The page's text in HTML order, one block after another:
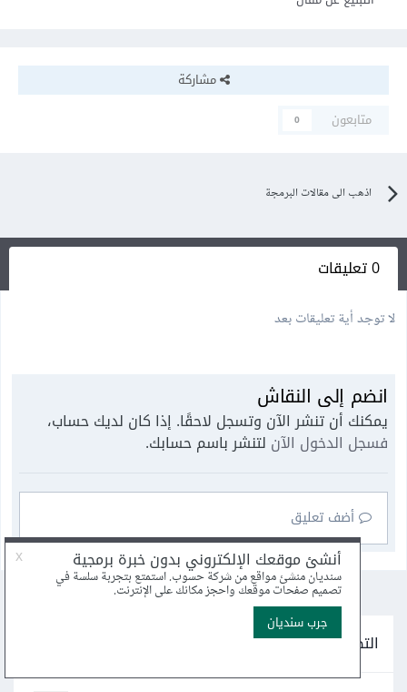
مشاركة
متابعون
0
اذهب الى مقالات البرمجة
0 تعليقات
لا توجد أية تعليقات بعد
انضم إلى النقاش
يمكنك أن تنشر الآن وتسجل لاحقًا. إذا كان لديك حساب،
فسجل الدخول الآن لتنشر باسم حسابك.
أضف تعليق
التصنيفات